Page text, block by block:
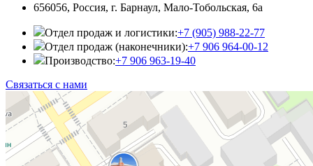
656056, Россия, г. Барнаул, Мало-Тобольская, 6а
Отдел продаж и логистики:+7 (905) 988-22-77
Отдел продаж (наконечники):+7 906 964-00-12
Производство:+7 906 963-19-40
Связаться с нами